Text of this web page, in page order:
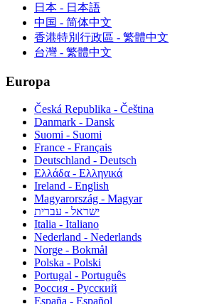
日本 - 日本語
中国 - 简体中文
香港特別行政區 - 繁體中文
台灣 - 繁體中文
Europa
Česká Republika - Čeština
Danmark - Dansk
Suomi - Suomi
France - Français
Deutschland - Deutsch
Ελλάδα - Ελληνικά
Ireland - English
Magyarország - Magyar
ישראל - עברית
Italia - Italiano
Nederland - Nederlands
Norge - Bokmål
Polska - Polski
Portugal - Português
Россия - Русский
España - Español